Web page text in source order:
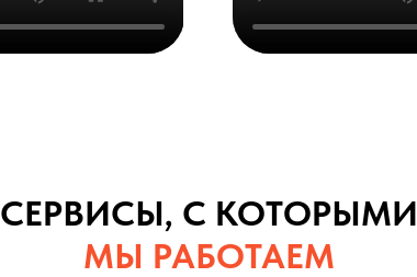
СЕРВИСЫ, С КОТОРЫМИ
МЫ РАБОТАЕМ